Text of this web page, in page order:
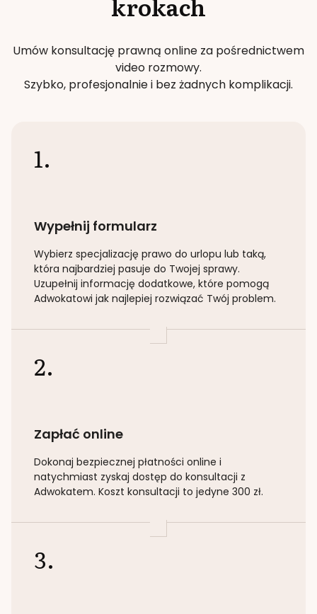
Umów konsultację prawną online za pośrednictwem
video rozmowy.
Szybko, profesjonalnie i bez żadnych komplikacji.
1.
Wypełnij formularz
Wybierz specjalizację prawo do urlopu lub taką,
która najbardziej pasuje do Twojej sprawy.
Uzupełnij informację dodatkowe, które pomogą
Adwokatowi jak najlepiej rozwiązać Twój problem.
2.
Zapłać online
Dokonaj bezpiecznej płatności online i
natychmiast zyskaj dostęp do konsultacji z
Adwokatem. Koszt konsultacji to jedyne 300 zł.
3.